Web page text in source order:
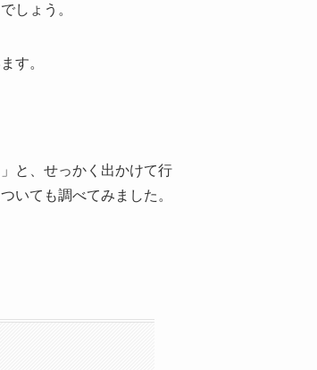
しょう。
す。
と、せっかく出かけて行
いても調べてみました。